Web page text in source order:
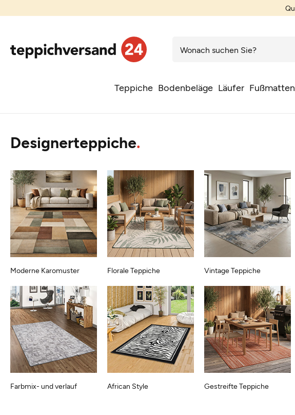
Teppiche Bodenbeläge Läufer Fußmatten
Designerteppiche
Florale Teppiche
Moderne Karomuster
African Style
Vintage Teppiche
Gestreifte Teppiche
Farbmix- und verlauf